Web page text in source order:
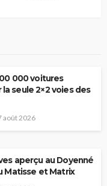
000 voitures
seule 2×2 voies des
août 2026
aperçu au Doyenné
Matisse et Matrix